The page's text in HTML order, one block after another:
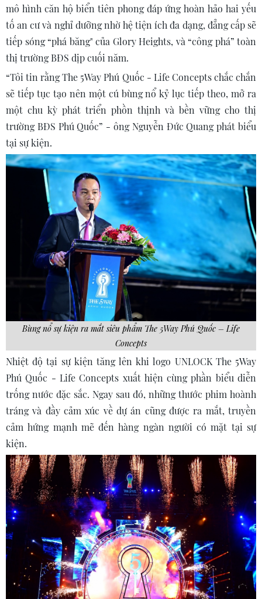
mô hình căn hộ biển tiên phong đáp ứng hoàn hảo hai yếu
tố an cư và nghỉ dưỡng nhờ hệ tiện ích đa dạng, đẳng cấp sẽ
tiếp sóng “phá băng" của Glory Heights, và “công phá” toàn
thị trường BĐS dịp cuối năm.
“Tôi tin rằng The 5Way Phú Quốc - Life Concepts chắc chắn
sẽ tiếp tục tạo nên một cú bùng nổ kỷ lục tiếp theo, mở ra
một chu kỳ phát triển phồn thịnh và bền vững cho thị
trường BĐS Phú Quốc” - ông Nguyễn Đức Quang phát biểu
tại sự kiện.
Bùng nổ sự kiện ra mắt siêu phẩm The 5Way Phú Quốc – Life
Concepts
Nhiệt độ tại sự kiện tăng lên khi logo UNLOCK The 5Way
Phú Quốc - Life Concepts xuất hiện cùng phần biểu diễn
trống nước đặc sắc. Ngay sau đó, những thước phim hoành
tráng và đầy cảm xúc về dự án cũng được ra mắt, truyền
cảm hứng mạnh mẽ đến hàng ngàn người có mặt tại sự
kiện.